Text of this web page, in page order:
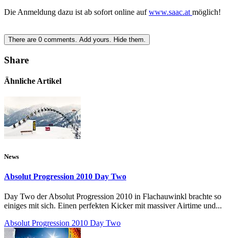
Die Anmeldung dazu ist ab sofort online aufwww.saac.at möglich!
There are 0 comments. Add yours. Hide them.
Share
Ähnliche Artikel
News
Absolut Progression 2010 Day Two
Day Two der Absolut Progression 2010 in Flachauwinkl brachte so
einiges mit sich. Einen perfekten Kicker mit massiver Airtime und...
Absolut Progression 2010 Day Two